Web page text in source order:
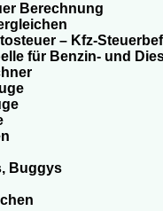
Berechnung
– Kfz-
für Benzin- und
Buggys